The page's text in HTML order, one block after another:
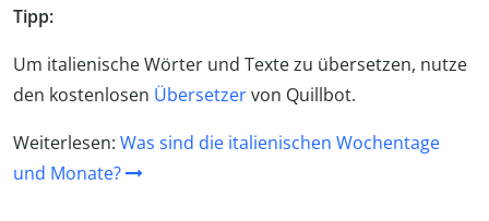
Tipp:
Um italienische Wörter und Texte zu übersetzen, nutze
den kostenlosen Übersetzervon Quillbot.
Weiterlesen: Was sind die italienischen Wochentage
und Monate?